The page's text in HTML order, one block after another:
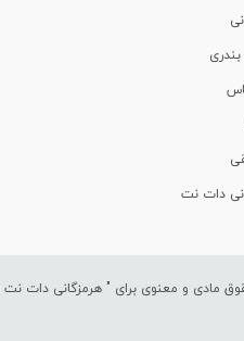
دات نت
مادی و معنوی برای " هرمزگانی دات نت